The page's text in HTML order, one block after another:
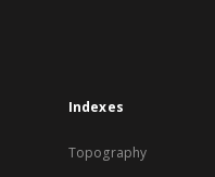
Indexes
Topography